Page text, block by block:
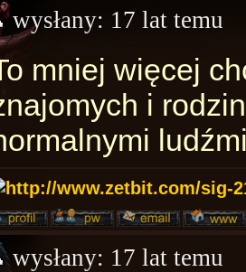
wysłany: 17 lat temu
mniej więcej
i
wysłany: 17 lat temu